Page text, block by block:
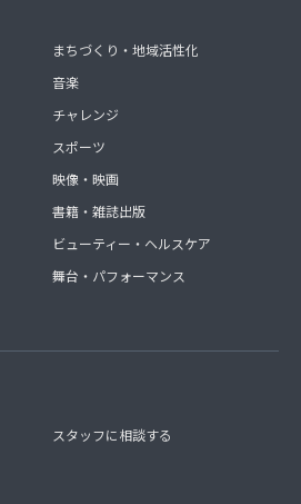
まちづくり・地域活性化
音楽
チャレンジ
スポーツ
映像・映画
書籍・雑誌出版
ビューティー・ヘルスケア
舞台・パフォーマンス
スタッフに相談する